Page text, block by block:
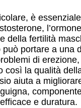
è
della fertilità
portare a una
di erezione,
così la qualità
aiuta a
e duratura.